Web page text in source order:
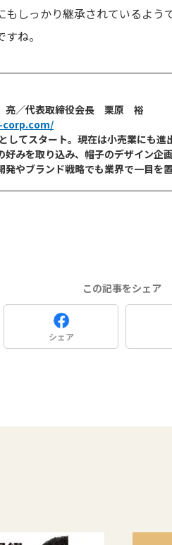
もしっかり継承されているよう
ね。
／代表取締役会長 栗原 裕
してスタート。現在は小売業にも
好みを取り込み、帽子のデザイン企
やブランド戦略でも業界で一目を
この記事をシェア
シェア